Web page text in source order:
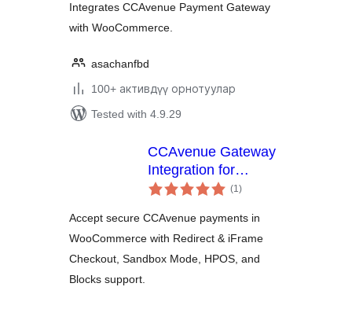
Integrates CCAvenue Payment Gateway
with WooCommerce.
asachanfbd
100+ активдүү орнотуулар
Tested with 4.9.29
CCAvenue Gateway
Integration for
WooCommerce
(1total
ratings
)
Accept secure CCAvenue payments in
WooCommerce with Redirect & iFrame
Checkout, Sandbox Mode, HPOS, and
Blocks support.